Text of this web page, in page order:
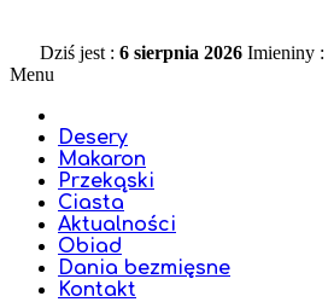
Dziś jest : 6 sierpnia 2026 Imieniny :
Menu
Desery
Makaron
Przekąski
Ciasta
Aktualności
Obiad
Dania bezmięsne
Kontakt